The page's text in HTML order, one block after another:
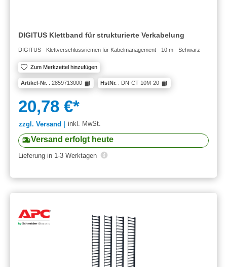
DIGITUS Klettband für strukturierte Verkabelung
DIGITUS - Klettverschlussriemen für Kabelmanagement - 10 m - Schwarz
Zum Merkzettel hinzufügen
Artikel-Nr. : 2859713000 HstNr. : DN-CT-10M-20
20,78 €*
zzgl. Versand | inkl. MwSt.
Versand erfolgt heute
Lieferung in 1-3 Werktagen